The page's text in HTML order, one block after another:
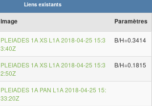
Liens existants
Image Paramètres
PLEIADES 1A XS L1A 2018-04-25 15:3
3:40Z
B/H=0.3414
PLEIADES 1A XS L1A 2018-04-25 15:3
2:50Z
B/H=0.1815
PLEIADES 1A PAN L1A 2018-04-25 15:
33:20Z